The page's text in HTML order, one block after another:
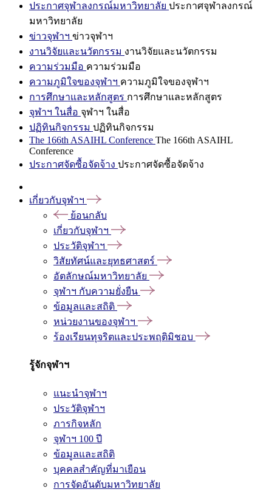
ประกาศจุฬาลงกรณ์มหาวิทยาลัย ประกาศจุฬาลงกรณ์
มหาวิทยาลัย
ข่าวจุฬาฯ ข่าวจุฬาฯ
งานวิจัยและนวัตกรรม งานวิจัยและนวัตกรรม
ความร่วมมือ ความร่วมมือ
ความภูมิใจของจุฬาฯ ความภูมิใจของจุฬาฯ
การศึกษาและหลักสูตร การศึกษาและหลักสูตร
จุฬาฯ ในสื่อ จุฬาฯ ในสื่อ
ปฏิทินกิจกรรม ปฏิทินกิจกรรม
The 166th ASAIHL Conference The 166th ASAIHL
Conference
ประกาศจัดซื้อจัดจ้าง ประกาศจัดซื้อจัดจ้าง
เกี่ยวกับจุฬาฯ
ย้อนกลับ
เกี่ยวกับจุฬาฯ
ประวัติจุฬาฯ
วิสัยทัศน์และยุทธศาสตร์
อัตลักษณ์มหาวิทยาลัย
จุฬาฯ กับความยั่งยืน
ข้อมูลและสถิติ
หน่วยงานของจุฬาฯ
ร้องเรียนทุจริตและประพฤติมิชอบ
รู้จักจุฬาฯ
แนะนำจุฬาฯ
ประวัติจุฬาฯ
ภารกิจหลัก
จุฬาฯ 100 ปี
ข้อมูลและสถิติ
บุคคลสำคัญที่มาเยือน
การจัดอันดับมหาวิทยาลัย